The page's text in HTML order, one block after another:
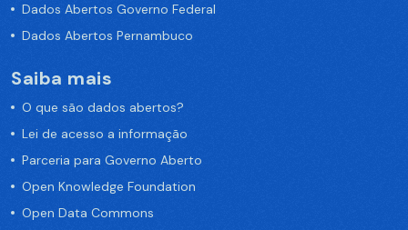
Dados Abertos Governo Federal
Dados Abertos Pernambuco
Saiba mais
O que são dados abertos?
Lei de acesso a informação
Parceria para Governo Aberto
Open Knowledge Foundation
Open Data Commons